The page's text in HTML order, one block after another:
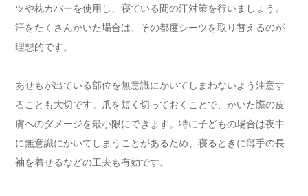
ツや枕カバーを使用し、寝ている間の汗対策を行いましょう。
汗をたくさんかいた場合は、その都度シーツを取り替えるのが
理想的です。
あせもが出ている部位を無意識にかいてしまわないよう注意す
ることも大切です。爪を短く切っておくことで、かいた際の皮
膚へのダメージを最小限にできます。特に子どもの場合は夜中
に無意識にかいてしまうことがあるため、寝るときに薄手の長
袖を着せるなどの工夫も有効です。